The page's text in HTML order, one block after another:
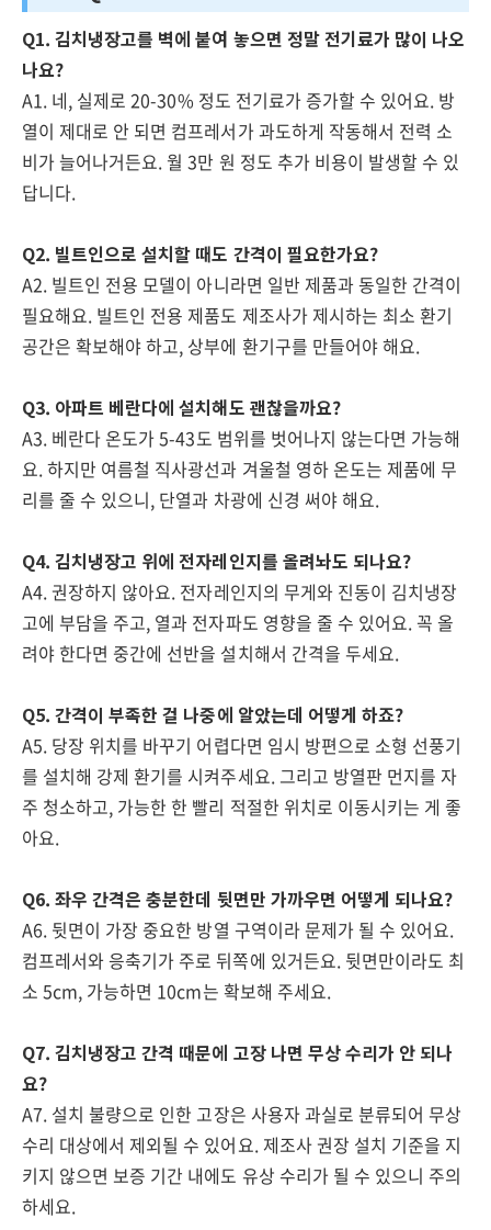
Q1. 김치냉장고를 벽에 붙여 놓으면 정말 전기료가 많이 나오
나요?
A1. 네, 실제로 20-30% 정도 전기료가 증가할 수 있어요. 방
열이 제대로 안 되면 컴프레서가 과도하게 작동해서 전력 소
비가 늘어나거든요. 월 3만 원 정도 추가 비용이 발생할 수 있
답니다.
Q2. 빌트인으로 설치할 때도 간격이 필요한가요?
A2. 빌트인 전용 모델이 아니라면 일반 제품과 동일한 간격이
필요해요. 빌트인 전용 제품도 제조사가 제시하는 최소 환기
공간은 확보해야 하고, 상부에 환기구를 만들어야 해요.
Q3. 아파트 베란다에 설치해도 괜찮을까요?
A3. 베란다 온도가 5-43도 범위를 벗어나지 않는다면 가능해
요. 하지만 여름철 직사광선과 겨울철 영하 온도는 제품에 무
리를 줄 수 있으니, 단열과 차광에 신경 써야 해요.
Q4. 김치냉장고 위에 전자레인지를 올려놔도 되나요?
A4. 권장하지 않아요. 전자레인지의 무게와 진동이 김치냉장
고에 부담을 주고, 열과 전자파도 영향을 줄 수 있어요. 꼭 올
려야 한다면 중간에 선반을 설치해서 간격을 두세요.
Q5. 간격이 부족한 걸 나중에 알았는데 어떻게 하죠?
A5. 당장 위치를 바꾸기 어렵다면 임시 방편으로 소형 선풍기
를 설치해 강제 환기를 시켜주세요. 그리고 방열판 먼지를 자
주 청소하고, 가능한 한 빨리 적절한 위치로 이동시키는 게 좋
아요.
Q6. 좌우 간격은 충분한데 뒷면만 가까우면 어떻게 되나요?
A6. 뒷면이 가장 중요한 방열 구역이라 문제가 될 수 있어요.
컴프레서와 응축기가 주로 뒤쪽에 있거든요. 뒷면만이라도 최
소 5cm, 가능하면 10cm는 확보해 주세요.
Q7. 김치냉장고 간격 때문에 고장 나면 무상 수리가 안 되나
요?
A7. 설치 불량으로 인한 고장은 사용자 과실로 분류되어 무상
수리 대상에서 제외될 수 있어요. 제조사 권장 설치 기준을 지
키지 않으면 보증 기간 내에도 유상 수리가 될 수 있으니 주의
하세요.